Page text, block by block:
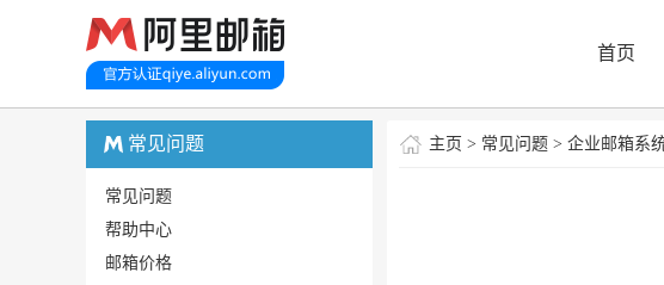
首页
主页 > 常见问题 > 企业邮箱系
常见问题
常见问题
帮助中心
邮箱价格